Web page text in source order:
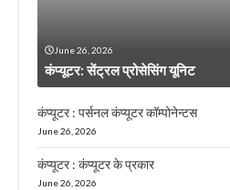
June 26, 2026
कंप्यूटर: सेंट्रल प्रोसेसिंग यूनिट
कंप्यूटर : पर्सनल कंप्यूटर कॉम्पोनेन्टस
June 26, 2026
कंप्यूटर : कंप्यूटर के प्रकार
June 26, 2026